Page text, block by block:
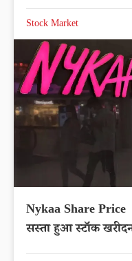
Stock Market
Nykaa Share
सस्ता हुआ स्टॉक